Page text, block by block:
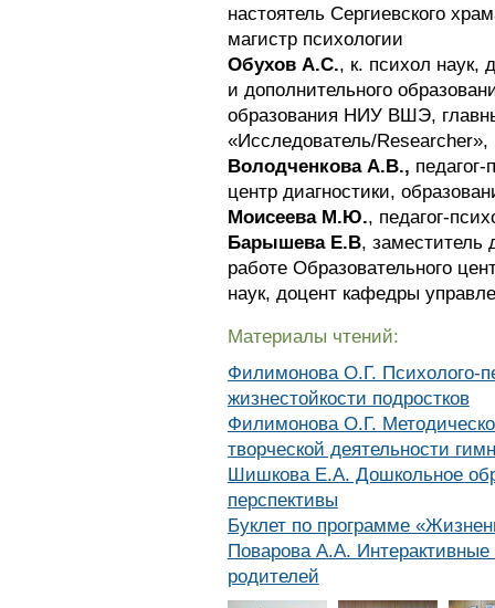
настоятель Сергиевского
магистр психологии
Обухов А.С., к. психол наук,
и дополнительного
образования НИУ ВШЭ,
«Исследователь/Researcher»,
Володченкова А.В.,
центр диагностики,
Моисеева М.Ю., педагог-
Барышева Е.В, заместитель
работе Образовательного
наук, доцент кафедры
Материалы чтений:
Филимонова О.Г. Психолого-
жизнестойкости подростков
Филимонова О.Г.
творческой деятельности
Шишкова Е.А. Дошкольное
перспективы
Буклет по программе
Поварова А.А. Интерактивные
родителей